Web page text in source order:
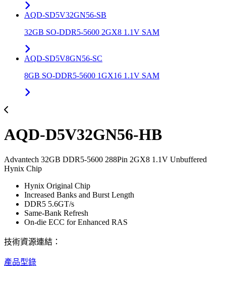
AQD-SD5V32GN56-SB
32GB SO-DDR5-5600 2GX8 1.1V SAM
AQD-SD5V8GN56-SC
8GB SO-DDR5-5600 1GX16 1.1V SAM
AQD-D5V32GN56-HB
Advantech 32GB DDR5-5600 288Pin 2GX8 1.1V Unbuffered
Hynix Chip
Hynix Original Chip
Increased Banks and Burst Length
DDR5 5.6GT/s
Same-Bank Refresh
On-die ECC for Enhanced RAS
技術資源連結：
產品型錄